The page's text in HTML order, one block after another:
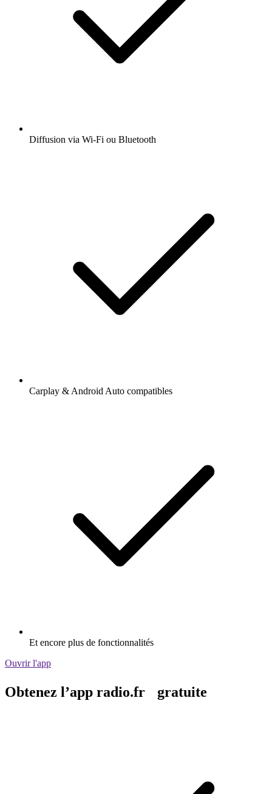
Diffusion via Wi-Fi ou Bluetooth
Carplay & Android Auto compatibles
Et encore plus de fonctionnalités
Ouvrir l'app
Obtenez l’app radio.fr gratuite